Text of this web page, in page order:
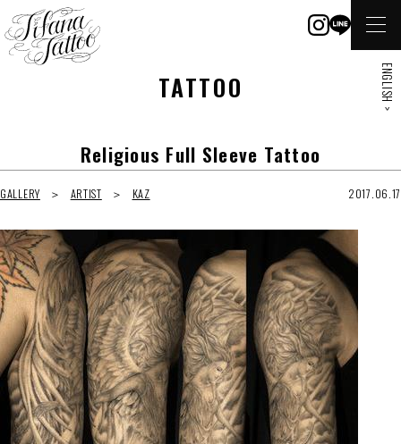
TATTOO
Religious Full Sleeve Tattoo
GALLERY ARTIST KAZ 2017.06.17
ENGLISH >